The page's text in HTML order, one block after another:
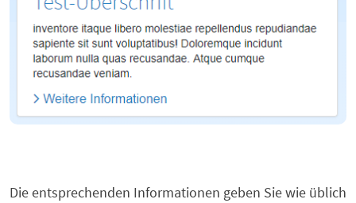
Die entsprechenden Informationen geben Sie wie üblich